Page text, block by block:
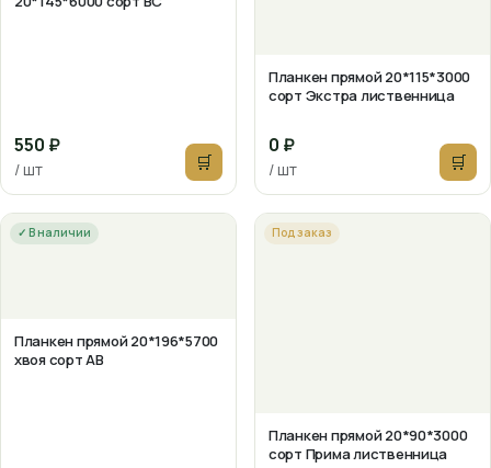
550 ₽
/ шт 🛒
Планкен прямой 20*115*3000
сорт Экстра лиственница
0 ₽
/ шт 🛒
✓ В наличии
Планкен прямой 20*196*5700
хвоя сорт АВ
Под заказ
Планкен прямой 20*90*3000
сорт Прима лиственница